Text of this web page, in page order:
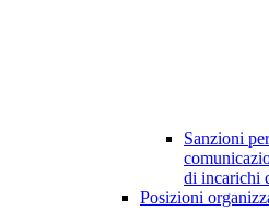
Sanzioni
di incarichi
Posizioni